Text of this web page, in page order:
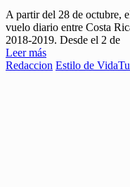
A partir del 28 de octubre,
vuelo diario entre Costa
2018-2019. Desde el 2 de
Leer más
Redaccion Estilo de Vida